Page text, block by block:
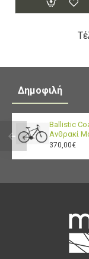
Δημοφιλή
Ballistic
Ανθρακί
370,00€